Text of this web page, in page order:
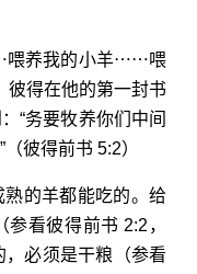
喂养我的小羊⋯⋯喂
彼得在他的第一封书
“务要牧养你们中间
（彼得前书 5:2）
的羊都能吃的。给
参看彼得前书 2:2 ，
，必须是干粮（参看